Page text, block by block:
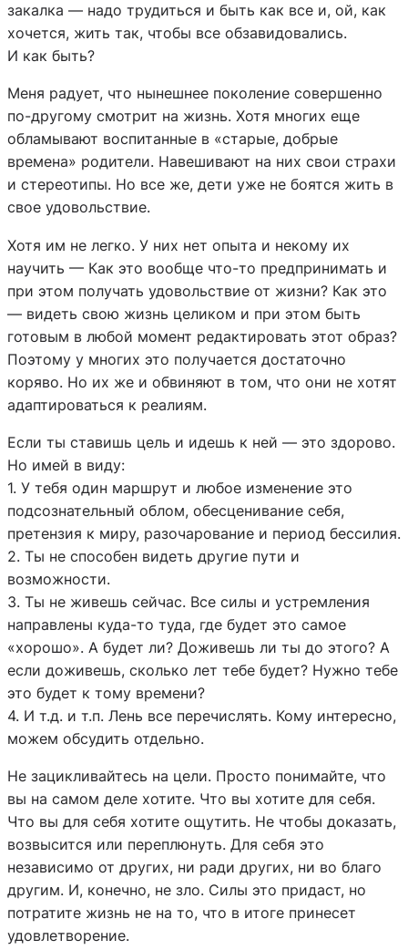
закалка — надо трудиться и быть как все и, ой, как
хочется, жить так, чтобы все обзавидовались.
И как быть?
Меня радует, что нынешнее поколение совершенно
по-другому смотрит на жизнь. Хотя многих еще
обламывают воспитанные в «старые, добрые
времена» родители. Навешивают на них свои страхи
и стереотипы. Но все же, дети уже не боятся жить в
свое удовольствие.
Хотя им не легко. У них нет опыта и некому их
научить — Как это вообще что-то предпринимать и
при этом получать удовольствие от жизни? Как это
— видеть свою жизнь целиком и при этом быть
готовым в любой момент редактировать этот образ?
Поэтому у многих это получается достаточно
коряво. Но их же и обвиняют в том, что они не хотят
адаптироваться к реалиям.
Если ты ставишь цель и идешь к ней — это здорово.
Но имей в виду:
1. У тебя один маршрут и любое изменение это
подсознательный облом, обесценивание себя,
претензия к миру, разочарование и период бессилия.
2. Ты не способен видеть другие пути и
возможности.
3. Ты не живешь сейчас. Все силы и устремления
направлены куда-то туда, где будет это самое
«хорошо». А будет ли? Доживешь ли ты до этого? А
если доживешь, сколько лет тебе будет? Нужно тебе
это будет к тому времени?
4. И т.д. и т.п. Лень все перечислять. Кому интересно,
можем обсудить отдельно.
Не зацикливайтесь на цели. Просто понимайте, что
вы на самом деле хотите. Что вы хотите для себя.
Что вы для себя хотите ощутить. Не чтобы доказать,
возвысится или переплюнуть. Для себя это
независимо от других, ни ради других, ни во благо
другим. И, конечно, не зло. Силы это придаст, но
потратите жизнь не на то, что в итоге принесет
удовлетворение.